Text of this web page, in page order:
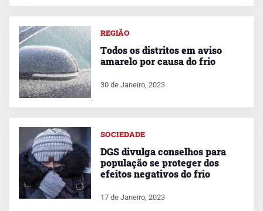
REGIÃO
Todos os distritos em aviso
amarelo por causa do frio
30 de Janeiro, 2023
SOCIEDADE
DGS divulga conselhos para
população se proteger dos
efeitos negativos do frio
17 de Janeiro, 2023